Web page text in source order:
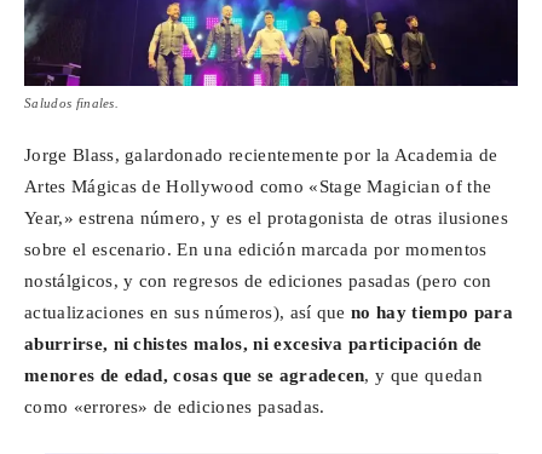
Saludos finales.
Jorge Blass, galardonado recientemente por la Academia de
Artes Mágicas de Hollywood como «Stage Magician of the
Year,» estrena número, y es el protagonista de otras ilusiones
sobre el escenario. En una edición marcada por momentos
nostálgicos, y con regresos de ediciones pasadas (pero con
actualizaciones en sus números), así queno hay tiempo para
aburrirse, ni chistes malos, ni excesiva participación de
menores de edad, cosas que se agradecen, y que quedan
como «errores» de ediciones pasadas.